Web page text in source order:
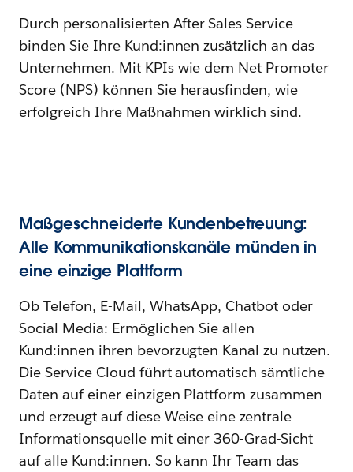
Durch personalisierten After-Sales-Service
binden Sie Ihre Kund:innen zusätzlich an das
Unternehmen. Mit KPIs wie dem Net Promoter
Score (NPS) können Sie herausfinden, wie
erfolgreich Ihre Maßnahmen wirklich sind.
Maßgeschneiderte Kundenbetreuung:
Alle Kommunikationskanäle münden in
eine einzige Plattform
Ob Telefon, E-Mail, WhatsApp, Chatbot oder
Social Media: Ermöglichen Sie allen
Kund:innen ihren bevorzugten Kanal zu nutzen.
Die Service Cloud führt automatisch sämtliche
Daten auf einer einzigen Plattform zusammen
und erzeugt auf diese Weise eine zentrale
Informationsquelle mit einer 360-Grad-Sicht
auf alle Kund:innen. So kann Ihr Team das